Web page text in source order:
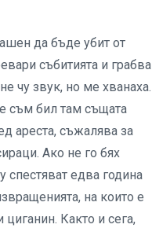
да бъде убит от
събитията и грабва
чу звук, но ме хванаха.
съм бил там същата
ареста, съжалява за
Ако не го бях
едва година
на които е
Както и сега,